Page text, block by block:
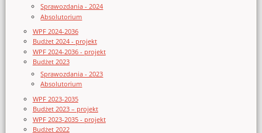
Sprawozdania - 2024
Absolutorium
WPF 2024-2036
Budżet 2024 - projekt
WPF 2024-2036 - projekt
Budżet 2023
Sprawozdania - 2023
Absolutorium
WPF 2023-2035
Budżet 2023 – projekt
WPF 2023-2035 - projekt
Budżet 2022